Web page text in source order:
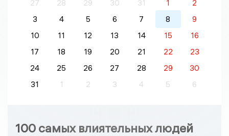
27
28 29 30 31 1
2
3
4 5 6 7 8
9
10
11 12 13 14 15
16
17
18 19 20 21 22
23
24
25 26 27 28 29
30
31
1 2 3 4 5 6
100 самых влиятельных людей